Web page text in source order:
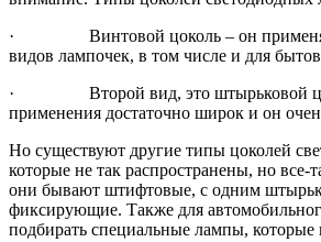
· Винтовой цоколь – он
видов лампочек, в том числе и для
· Второй вид, это штырьковой
применения достаточно широк и он
Но существуют другие типы цоколей
которые не так распространены, но все-
они бывают штифтовые, с одним
фиксирующие. Также для
подбирать специальные лампы,